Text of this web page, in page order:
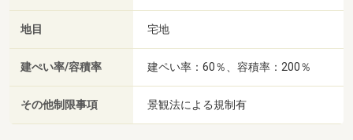
地目 宅地
建ぺい率/容積率 建ペい率：60％、容積率：200％
その他制限事項 景観法による規制有